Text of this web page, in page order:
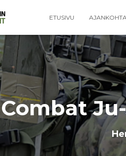
ETUSIVU
Combat